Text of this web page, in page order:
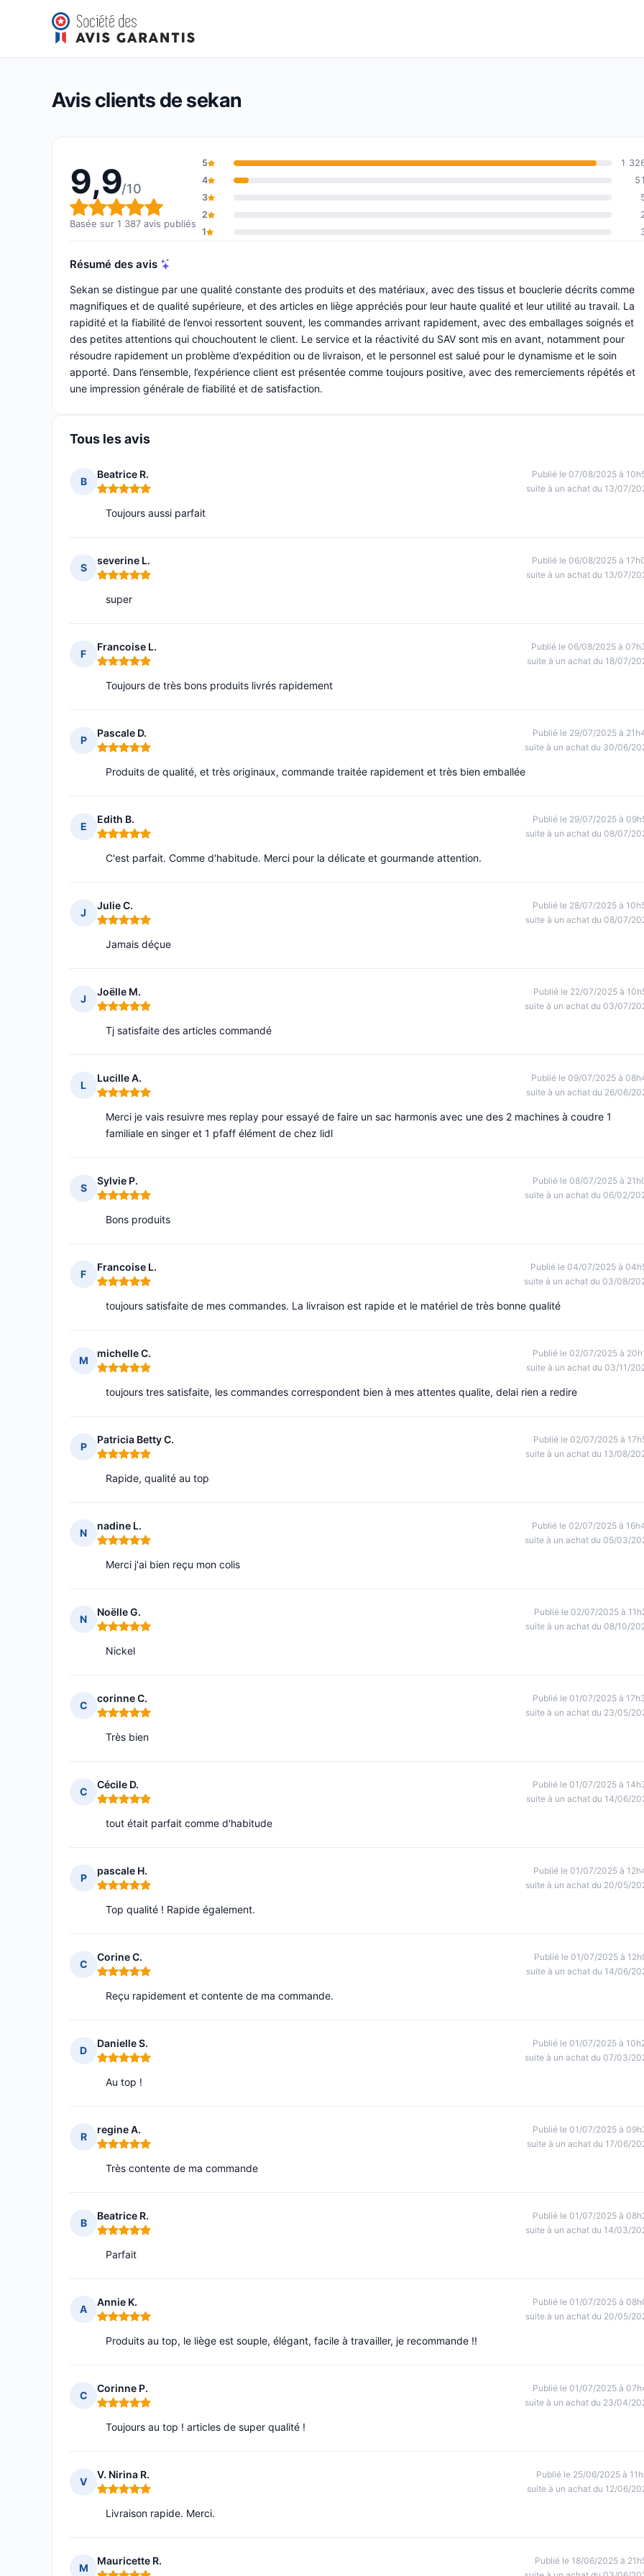
sekan
Note globale : 9,9 sur 10
9,9/10(1 387 avis)
Avis clients de sekan
9,9/10
Note globale : 9,9 sur 10
Basée sur 1 387 avis publiés
5
1
4
51
3
2
1
Résumé des avis
Sekan se distingue par une qualité constante des produits et des matériaux, avec des tissus et bouclerie décrits comme
magnifiques et de qualité supérieure, et des articles en liège appréciés pour leur haute qualité et leur utilité au travail. La
rapidité et la fiabilité de l’envoi ressortent souvent, les commandes arrivant rapidement, avec des emballages soignés et
des petites attentions qui chouchoutent le client. Le service et la réactivité du SAV sont mis en avant, notamment pour
résoudre rapidement un problème d’expédition ou de livraison, et le personnel est salué pour le dynamisme et le soin
apporté. Dans l’ensemble, l’expérience client est présentée comme toujours positive, avec des remerciements répétés et
une impression générale de fiabilité et de satisfaction.
Tous les avis
B
Beatrice R.
Note : 5 sur 5
Publié le 07/08/2025 à
suite à un achat du 13/07/
Toujours aussi parfait
S
severine L.
Note : 5 sur 5
Publié le 06/08/2025 à
suite à un achat du 13/07/
super
F
Francoise L.
Note : 5 sur 5
Publié le 06/08/2025 à
suite à un achat du 18/07/
Toujours de très bons produits livrés rapidement
P
Pascale D.
Note : 5 sur 5
Publié le 29/07/2025 à
suite à un achat du 30/06/
Produits de qualité, et très originaux, commande traitée rapidement et très bien emballée
E
Edith B.
Note : 5 sur 5
Publié le 29/07/2025 à
suite à un achat du 08/07/
C'est parfait. Comme d'habitude. Merci pour la délicate et gourmande attention.
J
Julie C.
Note : 5 sur 5
Publié le 28/07/2025 à
suite à un achat du 08/07/
Jamais déçue
J
Joëlle M.
Note : 5 sur 5
Publié le 22/07/2025 à
suite à un achat du 03/07/
Tj satisfaite des articles commandé
L
Lucille A.
Note : 5 sur 5
Publié le 09/07/2025 à
suite à un achat du 26/06/
Merci je vais resuivre mes replay pour essayé de faire un sac harmonis avec une des 2 machines à coudre 1
familiale en singer et 1 pfaff élément de chez lidl
S
Sylvie P.
Note : 5 sur 5
Publié le 08/07/2025 à
suite à un achat du 06/02/
Bons produits
F
Francoise L.
Note : 5 sur 5
Publié le 04/07/2025 à
suite à un achat du 03/08/
toujours satisfaite de mes commandes. La livraison est rapide et le matériel de très bonne qualité
M
michelle C.
Note : 5 sur 5
Publié le 02/07/2025 à
suite à un achat du 03/11/
toujours tres satisfaite, les commandes correspondent bien à mes attentes qualite, delai rien a redire
P
Patricia Betty C.
Note : 5 sur 5
Publié le 02/07/2025 à
suite à un achat du 13/08/
Rapide, qualité au top
N
nadine L.
Note : 5 sur 5
Publié le 02/07/2025 à
suite à un achat du 05/03/
Merci j'ai bien reçu mon colis
N
Noëlle G.
Note : 5 sur 5
Publié le 02/07/2025 à
suite à un achat du 08/10/
Nickel
C
corinne C.
Note : 5 sur 5
Publié le 01/07/2025 à
suite à un achat du 23/05/
Très bien
C
Cécile D.
Note : 5 sur 5
Publié le 01/07/2025 à
suite à un achat du 14/06/
tout était parfait comme d'habitude
P
pascale H.
Note : 5 sur 5
Publié le 01/07/2025 à
suite à un achat du 20/05/
Top qualité ! Rapide également.
C
Corine C.
Note : 5 sur 5
Publié le 01/07/2025 à
suite à un achat du 14/06/
Reçu rapidement et contente de ma commande.
D
Danielle S.
Note : 5 sur 5
Publié le 01/07/2025 à
suite à un achat du 07/03/
Au top !
R
regine A.
Note : 5 sur 5
Publié le 01/07/2025 à
suite à un achat du 17/06/
Très contente de ma commande
B
Beatrice R.
Note : 5 sur 5
Publié le 01/07/2025 à
suite à un achat du 14/03/
Parfait
A
Annie K.
Note : 5 sur 5
Publié le 01/07/2025 à
suite à un achat du 20/05/
Produits au top, le liège est souple, élégant, facile à travailler, je recommande !!
C
Corinne P.
Note : 5 sur 5
Publié le 01/07/2025 à
suite à un achat du 23/04/
Toujours au top ! articles de super qualité !
V
V. Nirina R.
Note : 5 sur 5
Publié le 25/06/2025 à
suite à un achat du 12/06/
Livraison rapide. Merci.
M
Mauricette R.
Publié le 18/06/2025 à